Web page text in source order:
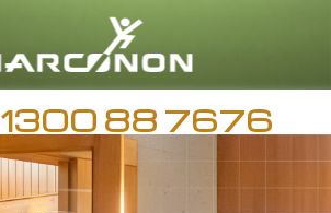
日文
1300 88 7676